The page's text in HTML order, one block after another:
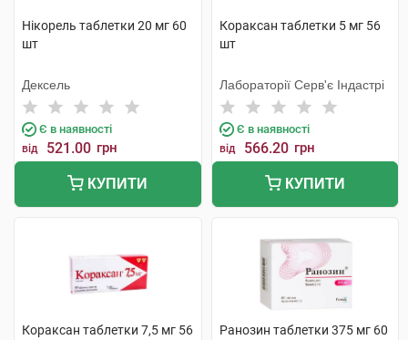
Нікорель таблетки 20 мг 60
шт
Дексель
Є в наявності
від 521.00 грн
КУПИТИ
Кораксан таблетки 5 мг 56
шт
Лабораторії Серв'є Індастрі
Є в наявності
від 566.20 грн
КУПИТИ
Кораксан таблетки 7,5 мг 56
Ранозин таблетки 375 мг 60